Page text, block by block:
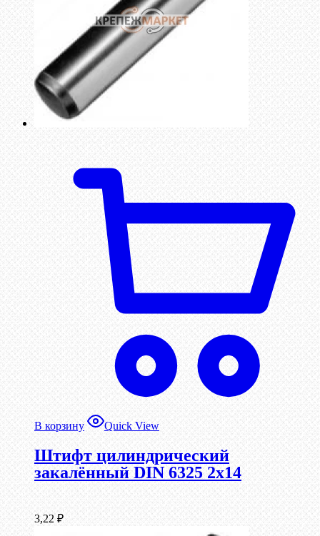
В корзину Quick View
Штифт цилиндрический
закалённый DIN 6325 2х14
3,22 ₽